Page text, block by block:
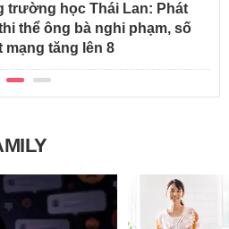
trường học Thái Lan: Phát
thể ông bà nghi phạm, số
tăng lên 8